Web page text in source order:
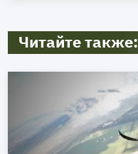
Читайте также: